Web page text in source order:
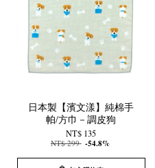
日本製【濱文漾】純棉手
帕/方巾－調皮狗
NT$ 135
NT$ 299 -54.8%